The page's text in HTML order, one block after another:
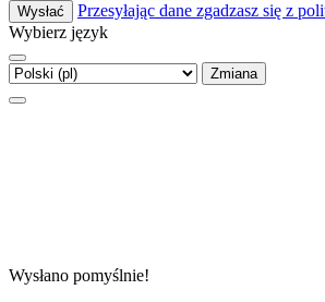
Wysłać
Przesyłając dane zgadzasz się z
Wybierz język
Zmiana
Wysłano pomyślnie!